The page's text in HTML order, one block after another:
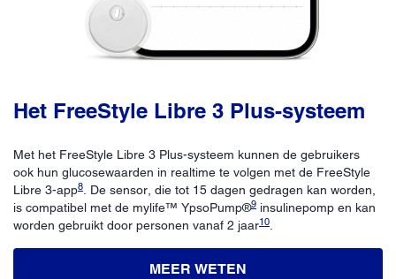
Het FreeStyle Libre 3 Plus-systeem
Met het FreeStyle Libre 3 Plus-systeem kunnen de gebruikers
ook hun glucosewaarden in realtime te volgen met de FreeStyle
Libre 3-app8. De sensor, die tot 15 dagen gedragen kan worden,
is compatibel met de mylife™ YpsoPump®9 insulinepomp en kan
worden gebruikt door personen vanaf 2 jaar10.
MEER WETEN